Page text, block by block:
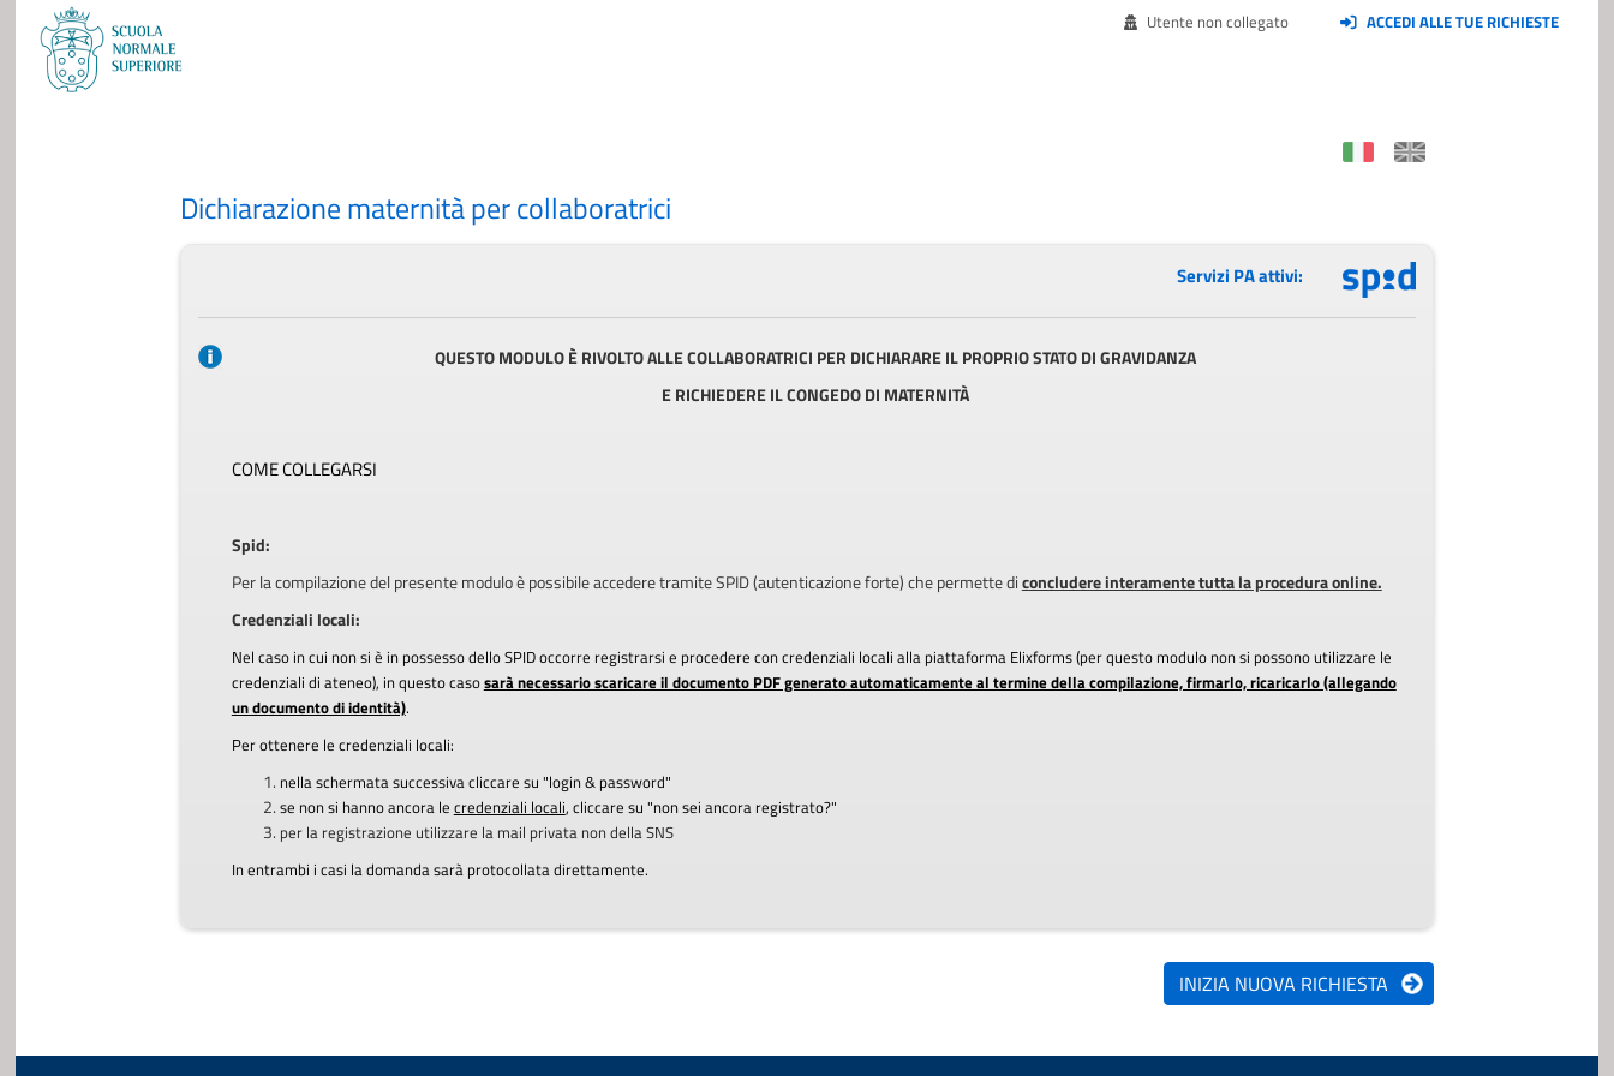
Utente non collegato ACCEDI ALLE TUE RICHIESTE
Dichiarazione maternità per collaboratrici
Servizi PA attivi:
QUESTO MODULO È RIVOLTO ALLE COLLABORATRICI PER DICHIARARE IL PROPRIO STATO DI GRAVIDANZA
E RICHIEDERE IL CONGEDO DI MATERNITÀ
COME COLLEGARSI
Spid:
Per la compilazione del presente modulo è possibile accedere tramite SPID (autenticazione forte) che permette diconcludere interamente tutta la procedura online.
Credenziali locali:
Nel caso in cui non si è in possesso dello SPID occorre registrarsi e procedere con credenziali locali alla piattaforma Elixforms (per questo modulo non si possono utilizzare le
credenziali di ateneo), in questo casosarà necessario scaricare il documento PDF generato automaticamente al termine della compilazione, firmarlo, ricaricarlo (allegando
un documento di identità).
Per ottenere le credenziali locali:
nella schermata successiva cliccare su "login & password"
se non si hanno ancora le credenziali locali, cliccare su "non sei ancora registrato?"
per la registrazione utilizzare la mail privata non della SNS
In entrambi i casi la domanda sarà protocollata direttamente.